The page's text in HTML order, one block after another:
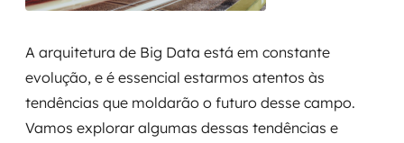
A arquitetura de Big Data está em constante
evolução, e é essencial estarmos atentos às
tendências que moldarão o futuro desse campo.
Vamos explorar algumas dessas tendências e